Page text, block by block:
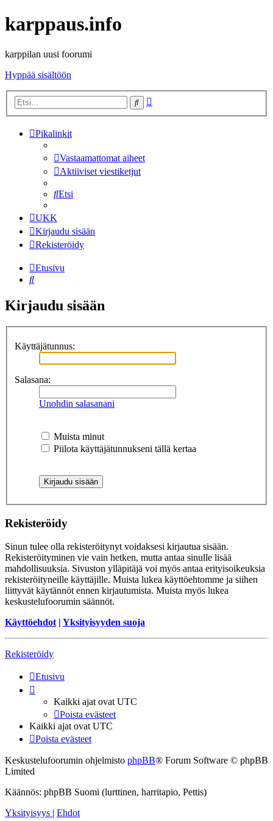
karppaus.info
karppilan uusi foorumi
Hyppää sisältöön
Etsi
Pikalinkit
Vastaamattomat aiheet
Aktiiviset viestiketjut
Etsi
UKK
Kirjaudu sisään
Rekisteröidy
Etusivu
Etsi
Kirjaudu sisään
Käyttäjätunnus:
Salasana:
Unohdin salasanani
Muista minut
Piilota käyttäjätunnukseni tällä kertaa
Rekisteröidy
Sinun tulee olla rekisteröitynyt voidaksesi kirjautua sisään.
Rekisteröityminen vie vain hetken, mutta antaa sinulle lisää
mahdollisuuksia. Sivuston ylläpitäjä voi myös antaa erityisoikeuksia
rekisteröityneille käyttäjille. Muista lukea käyttöehtomme ja siihen
liittyvät käytännöt ennen kirjautumista. Muista myös lukea
keskustelufoorumin säännöt.
Käyttöehdot | Yksityisyyden suoja
Rekisteröidy
Etusivu
Kaikki ajat ovat UTC
Poista evästeet
Kaikki ajat ovat UTC
Poista evästeet
Keskustelufoorumin ohjelmisto phpBB® Forum Software © phpBB
Limited
Käännös: phpBB Suomi (lurttinen, harritapio, Pettis)
Yksityisyys | Ehdot